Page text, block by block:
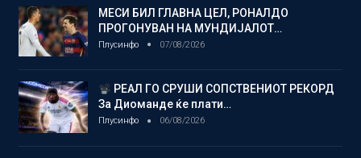
МЕСИ БИЛ ГЛАВНА ЦЕЛ, РОНАЛДО
ПРОГОНУВАН НА МУНДИЈАЛОТ…
Плусинфо 07/08/2026
РЕАЛ ГО СРУШИ СОПСТВЕНИОТ РЕКОРД
За Диоманде ќе плати…
Плусинфо 06/08/2026